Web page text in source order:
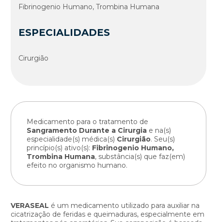
Fibrinogenio Humano, Trombina Humana
ESPECIALIDADES
Cirurgião
Medicamento para o tratamento de
Sangramento Durante a Cirurgia e na(s)
especialidade(s) médica(s) Cirurgião. Seu(s)
princípio(s) ativo(s): Fibrinogenio Humano,
Trombina Humana, substância(s) que faz(em)
efeito no organismo humano.
VERASEAL é um medicamento utilizado para auxiliar na
cicatrização de feridas e queimaduras, especialmente em